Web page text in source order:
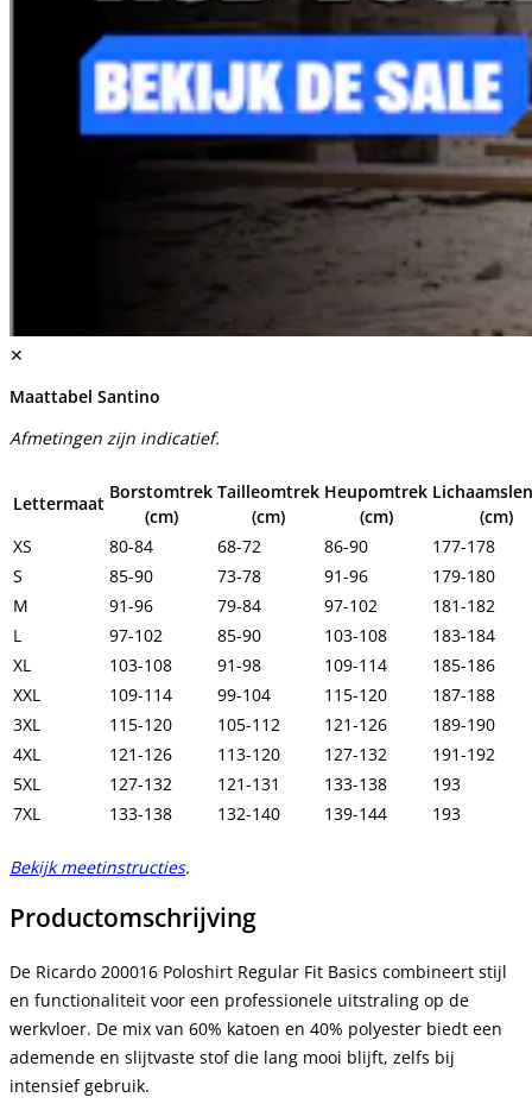
✕
Maattabel Santino
Afmetingen zijn indicatief.
Lettermaat
Borstomtrek
(cm)
Tailleomtrek
(cm)
Heupomtrek
(cm)
(cm)
XS
80-84 68-72 86-90
177-178
S
85-90 73-78 91-96
179-180
M
91-96 79-84 97-102
181-182
L
97-102 85-90 103-108
183-184
XL
103-108 91-98 109-114
185-186
XXL
109-114 99-104 115-120
187-188
3XL
115-120 105-112 121-126
189-190
4XL
121-126 113-120 127-132
191-192
5XL
127-132 121-131 133-138
193
7XL
133-138 132-140 139-144 193
Bekijk meetinstructies.
Productomschrijving
De Ricardo 200016 Poloshirt Regular Fit Basics combineert stijl
en functionaliteit voor een professionele uitstraling op de
werkvloer. De mix van 60% katoen en 40% polyester biedt een
ademende en slijtvaste stof die lang mooi blijft, zelfs bij
intensief gebruik.